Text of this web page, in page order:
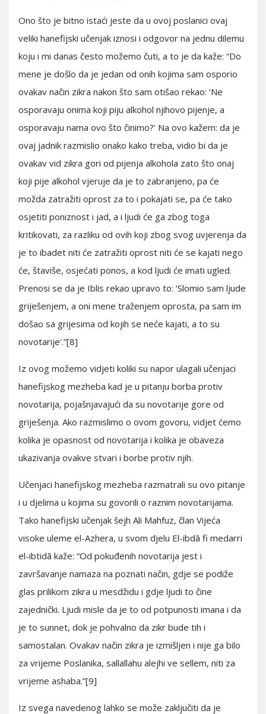
Ono što je bitno istaći jeste da u ovoj poslanici ovaj
veliki hanefijski učenjak iznosi i odgovor na jednu dilemu
koju i mi danas često možemo čuti, a to je da kaže: “Do
mene je došlo da je jedan od onih kojima sam osporio
ovakav način zikra nakon što sam otišao rekao: ‘Ne
osporavaju onima koji piju alkohol njihovo pijenje, a
osporavaju nama ovo što činimo?’ Na ovo kažem: da je
ovaj jadnik razmislio onako kako treba, vidio bi da je
ovakav vid zikra gori od pijenja alkohola zato što onaj
koji pije alkohol vjeruje da je to zabranjeno, pa će
možda zatražiti oprost za to i pokajati se, pa će tako
osjetiti poniznost i jad, a i ljudi će ga zbog toga
kritikovati, za razliku od ovih koji zbog svog uvjerenja da
je to ibadet niti će zatražiti oprost niti će se kajati nego
će, štaviše, osjećati ponos, a kod ljudi će imati ugled.
Prenosi se da je Iblis rekao upravo to: ‘Slomio sam ljude
griješenjem, a oni mene traženjem oprosta, pa sam im
došao sa grijesima od kojih se neće kajati, a to su
novotarije’.”[8]
Iz ovog možemo vidjeti koliki su napor ulagali učenjaci
hanefijskog mezheba kad je u pitanju borba protiv
novotarija, pojašnjavajući da su novotarije gore od
griješenja. Ako razmislimo o ovom govoru, vidjet ćemo
kolika je opasnost od novotarija i kolika je obaveza
ukazivanja ovakve stvari i borbe protiv njih.
Učenjaci hanefijskog mezheba razmatrali su ovo pitanje
i u djelima u kojima su govorili o raznim novotarijama.
Tako hanefijski učenjak šejh Ali Mahfuz, član Vijeća
visoke uleme el-Azhera, u svom djelu El-ibdā fi medarri
el-ibtidā kaže: “Od pokuđenih novotarija jest i
završavanje namaza na poznati način, gdje se podiže
glas prilikom zikra u mesdžidu i gdje ljudi to čine
zajednički. Ljudi misle da je to od potpunosti imana i da
je to sunnet, dok je pohvalno da zikr bude tih i
samostalan. Ovakav način zikra je izmišljen i nije ga bilo
za vrijeme Poslanika, sallallahu alejhi ve sellem, niti za
vrijeme ashaba.”[9]
Iz svega navedenog lahko se može zaključiti da je